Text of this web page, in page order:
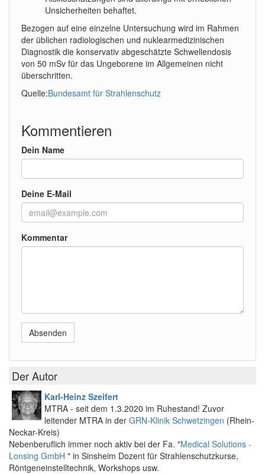
Unsicherheiten behaftet.
Bezogen auf eine einzelne Untersuchung wird im Rahmen
der üblichen radiologischen und nuklearmedizinischen
Diagnostik die konservativ abgeschätzte Schwellendosis
von 50 mSv für das Ungeborene im Allgemeinen nicht
überschritten.
Quelle:Bundesamt für Strahlenschutz
Kommentieren
Dein Name
Deine E-Mail
Kommentar
Absenden
Der Autor
Karl-Heinz Szeifert
MTRA - seit dem 1.3.2020 im Ruhestand! Zuvor
leitender MTRA in der GRN-Klinik Schwetzingen (Rhein-
Neckar-Kreis)
Nebenberuflich immer noch aktiv bei der Fa. "Medical Solutions -
Lonsing GmbH " in Sinsheim Dozent für Strahlenschutzkurse,
Röntgeneinstelltechnik, Workshops usw.